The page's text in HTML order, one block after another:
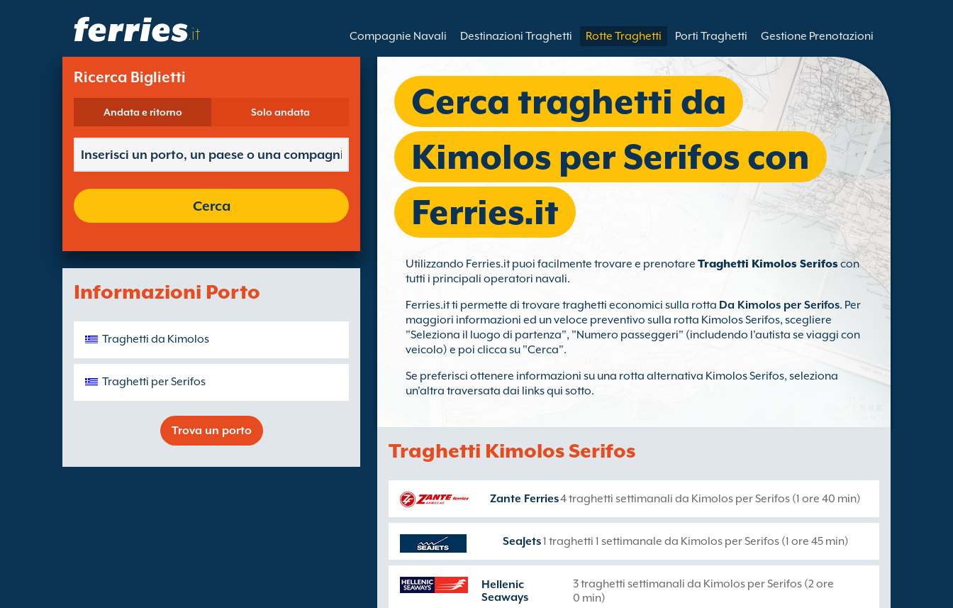
.it Compagnie Navali Destinazioni Traghetti Rotte Traghetti Porti Traghetti Gestione Prenotazioni
Ricerca Biglietti
Andata e ritorno Solo andata
Cerca
Informazioni Porto
Traghetti da Kimolos
Traghetti per Serifos
Trova un porto
Cerca traghetti da
Kimolos per Serifos con
Ferries.it
Utilizzando Ferries.it puoi facilmente trovare e prenotare Traghetti Kimolos Serifos con
tutti i principali operatori navali.
Ferries.it ti permette di trovare traghetti economici sulla rotta Da Kimolos per Serifos. Per
maggiori informazioni ed un veloce preventivo sulla rotta Kimolos Serifos, scegliere
"Seleziona il luogo di partenza", "Numero passeggeri" (includendo l'autista se viaggi con
veicolo) e poi clicca su "Cerca".
Se preferisci ottenere informazioni su una rotta alternativa Kimolos Serifos, seleziona
un'altra traversata dai links qui sotto.
Traghetti Kimolos Serifos
Zante Ferries4 traghetti settimanali da Kimolos per Serifos (1 ore 40 min)
SeaJets1 traghetti 1 settimanale da Kimolos per Serifos (1 ore 45 min)
Hellenic
Seaways
3 traghetti settimanali da Kimolos per Serifos (2 ore
0 min)